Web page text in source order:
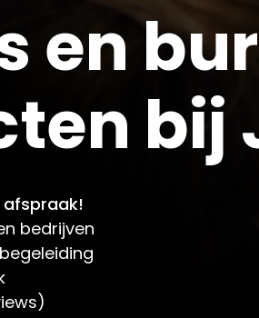
en
bij
afspraak!
bedrijven